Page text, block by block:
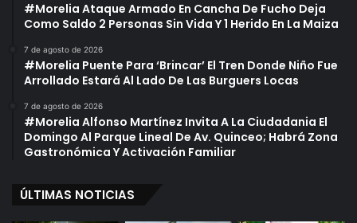
#Morelia Ataque Armado En Cancha De Fucho Deja
Como Saldo 2 Personas Sin Vida Y 1 Herido En La Maiza
7 de agosto de 2026
#Morelia Puente Para ‘Brincar’ El Tren Donde Niño Fue
Arrollado Estará Al Lado De Las Burguers Locas
7 de agosto de 2026
#Morelia Alfonso Martínez Invita A La Ciudadania El
Domingo Al Parque Lineal De Av. Quinceo; Habrá Zona
Gastronómica Y Activación Familiar
ÚLTIMAS NOTICIAS